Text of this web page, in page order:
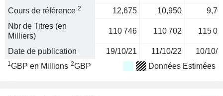
Cours de référence 2 12,675 10,950
Nbr de Titres (en
Milliers)
110 746 110 702 115
Date de publication 19/10/21 11/10/22 10/10/
1GBP en Millions 2GBP Données Estimées